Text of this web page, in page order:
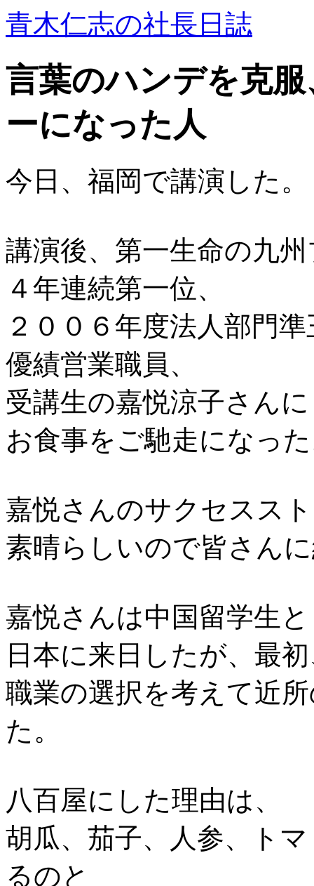
青木仁志の社長日誌
言葉のハンデを克
ーになった人
今日、福岡で講演した。
講演後、第一生命の九
４年連続第一位、
２００６年度法人部門
優績営業職員、
受講生の嘉悦涼子さんに
お食事をご馳走になっ
嘉悦さんのサクセスス
素晴らしいので皆さん
嘉悦さんは中国留学生
日本に来日したが、最
職業の選択を考えて近
た。
八百屋にした理由は、
胡瓜、茄子、人参、ト
るのと